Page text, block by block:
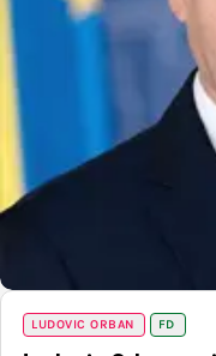
LUDOVIC ORBAN FD